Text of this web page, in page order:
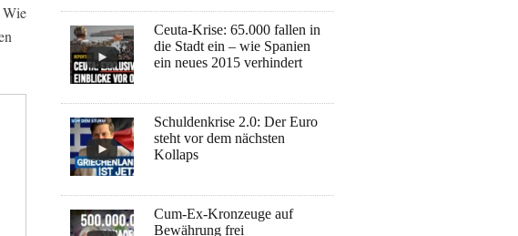
Wie
Ceuta-Krise: 65.000 fallen in
die Stadt ein – wie Spanien
ein neues 2015 verhindert
Schuldenkrise 2.0: Der Euro
steht vor dem nächsten
Kollaps
Cum-Ex-Kronzeuge auf
Bewährung frei